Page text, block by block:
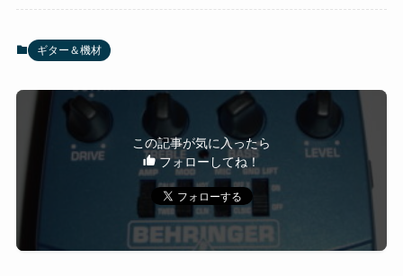
ギター＆機材
この記事が気に入ったら
フォローしてね！